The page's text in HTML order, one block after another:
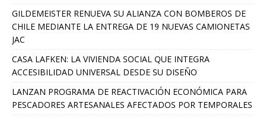
GILDEMEISTER RENUEVA SU ALIANZA CON BOMBEROS DE
CHILE MEDIANTE LA ENTREGA DE 19 NUEVAS CAMIONETAS
JAC
CASA LAFKEN: LA VIVIENDA SOCIAL QUE INTEGRA
ACCESIBILIDAD UNIVERSAL DESDE SU DISEÑO
LANZAN PROGRAMA DE REACTIVACIÓN ECONÓMICA PARA
PESCADORES ARTESANALES AFECTADOS POR TEMPORALES